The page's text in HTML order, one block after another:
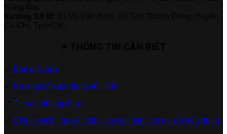
Báo giá cửa
Hướng dẫn sử dụng nội thất
Tư vấn phong thủy
Chính sách bảo vệ thông tin cá nhân của người tiêu dùng